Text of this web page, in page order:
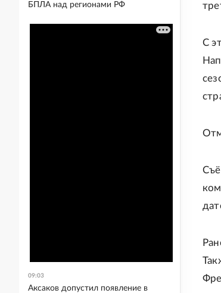
С
БПЛА над регионами РФ
09:03
Аксаков допустил появление в